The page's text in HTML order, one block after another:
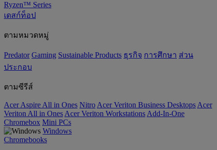
Ryzen™ Series
เดสก์ท็อป
ตามหมวดหมู่
Predator Gaming ‌Sustainable Products ธุรกิจ การศึกษา ส่วน
ประกอบ
ตามซีรีส์
Acer Aspire All in Ones Nitro Acer Veriton Business Desktops Acer
Veriton All in Ones Acer Veriton Workstations Add-In-One
Chromebox Mini PCs
Windows
Chromebooks